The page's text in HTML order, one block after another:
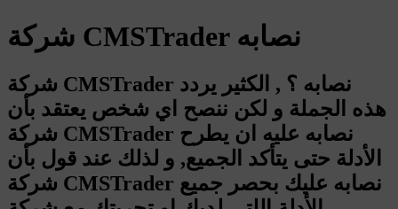
شركة CMSTrader نصابه
شركة CMSTrader نصابه ؟ , الكثير يردد
هذه الجملة و لكن ننصح اي شخص يعتقد بأن
شركة CMSTrader نصابه عليه ان يطرح
الأدلة حتى يتأكد الجميع, و لذلك عند قول بأن
شركة CMSTrader نصابه عليك بحصر جميع